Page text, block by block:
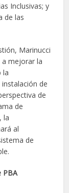
Inclusivas; y
de las
Marinucci
mejorar la
la
de
de
de
la
al
de
PBA